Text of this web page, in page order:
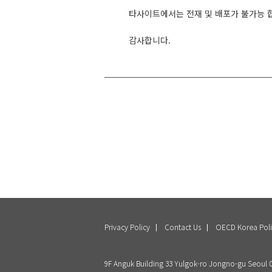
타사이트에서는 전재 및 배포가 불가능
감사합니다.
Privacy Policy Contact Us OECD Korea
9F Anguk Building 33 Yulgok-ro Jongno-gu Seoul